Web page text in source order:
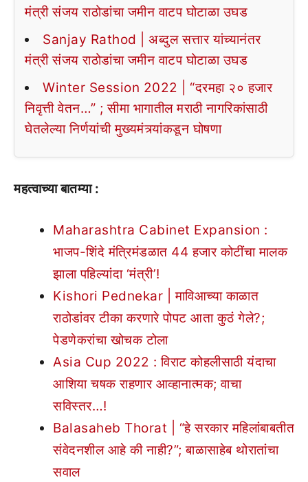
मंत्री संजय राठोडांचा जमीन वाटप घोटाळा उघड
Sanjay Rathod | अब्दुल सत्तार यांच्यानंतर
मंत्री संजय राठोडांचा जमीन वाटप घोटाळा उघड
Winter Session 2022 | “दरमहा २० हजार
निवृत्ती वेतन…” ; सीमा भागातील मराठी नागरिकांसाठी
घेतलेल्या निर्णयांची मुख्यमंत्र्यांकडून घोषणा
महत्वाच्या बातम्या :
Maharashtra Cabinet Expansion :
भाजप-शिंदे मंत्रिमंडळात 44 हजार कोटींचा मालक
झाला पहिल्यांदा ‘मंत्री’!
Kishori Pednekar | माविआच्या काळात
राठोडांवर टीका करणारे पोपट आता कुठं गेले?;
पेडणेकरांचा खोचक टोला
Asia Cup 2022 : विराट कोहलीसाठी यंदाचा
आशिया चषक राहणार आव्हानात्मक; वाचा
सविस्तर…!
Balasaheb Thorat | “हे सरकार महिलांबाबतीत
संवेदनशील आहे की नाही?”; बाळासाहेब थोरातांचा
सवाल